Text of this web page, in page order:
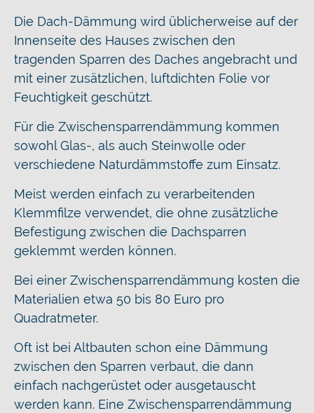
Die Dach-Dämmung wird üblicherweise auf der
Innenseite des Hauses zwischen den
tragenden Sparren des Daches angebracht und
mit einer zusätzlichen, luftdichten Folie vor
Feuchtigkeit geschützt.
Für die Zwischensparrendämmung kommen
sowohl Glas-, als auch Steinwolle oder
verschiedene Naturdämmstoffe zum Einsatz.
Meist werden einfach zu verarbeitenden
Klemmfilze verwendet, die ohne zusätzliche
Befestigung zwischen die Dachsparren
geklemmt werden können.
Bei einer Zwischensparrendämmung kosten die
Materialien etwa 50 bis 80 Euro pro
Quadratmeter.
Oft ist bei Altbauten schon eine Dämmung
zwischen den Sparren verbaut, die dann
einfach nachgerüstet oder ausgetauscht
werden kann. Eine Zwischensparrendämmung